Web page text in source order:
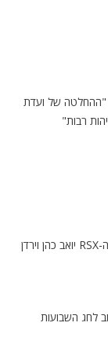
"ההחלטה של ועדת
רבות"
גביע קסריה ע"ש איתי אמיר ז"ל: גולשי ה-RSX יואב כהן וירדן
לחג השבועות